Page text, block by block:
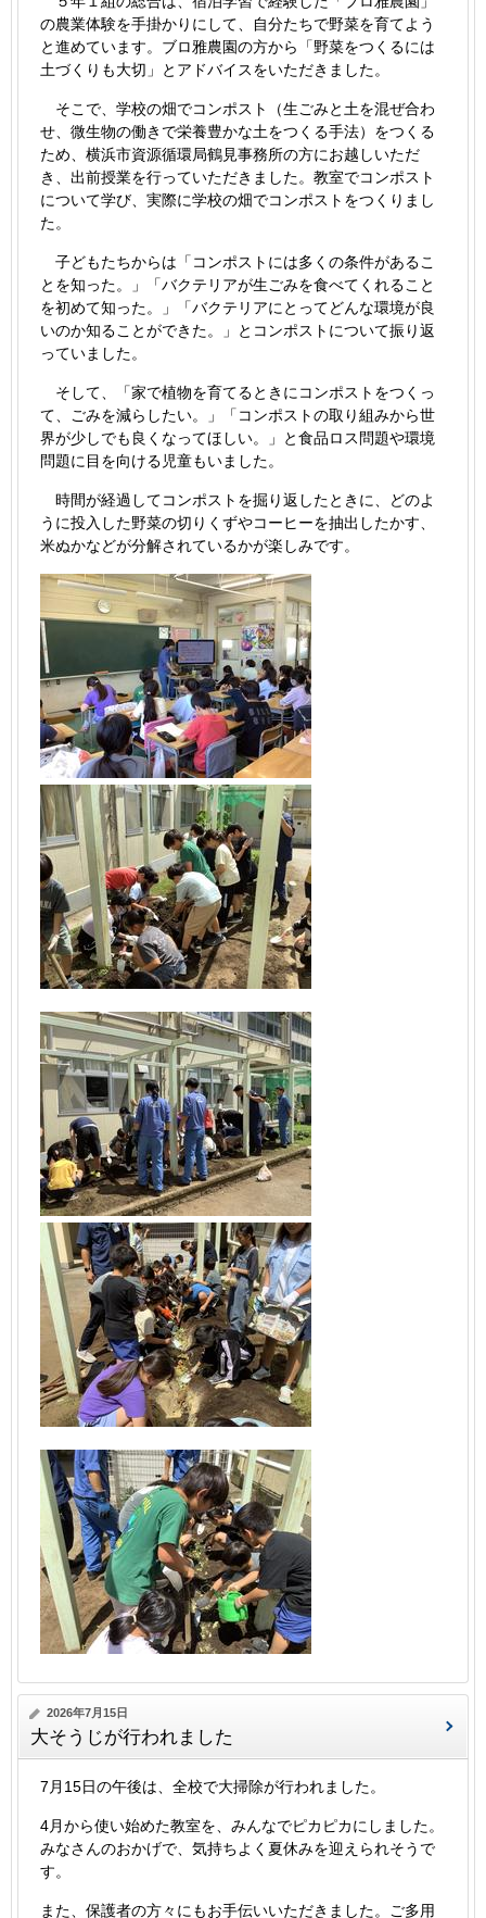
の農業体験を手掛かりにして、自分たちで野菜を育てよう
と進めています。ブロ雅農園の方から「野菜をつくるには
土づくりも大切」とアドバイスをいただきました。
そこで、学校の畑でコンポスト（生ごみと土を混ぜ合わ
せ、微生物の働きで栄養豊かな土をつくる手法）をつくる
ため、横浜市資源循環局鶴見事務所の方にお越しいただ
き、出前授業を行っていただきました。教室でコンポスト
について学び、実際に学校の畑でコンポストをつくりまし
た。
子どもたちからは「コンポストには多くの条件があるこ
とを知った。」「バクテリアが生ごみを食べてくれること
を初めて知った。」「バクテリアにとってどんな環境が良
いのか知ることができた。」とコンポストについて振り返
っていました。
そして、「家で植物を育てるときにコンポストをつくっ
て、ごみを減らしたい。」「コンポストの取り組みから世
界が少しでも良くなってほしい。」と食品ロス問題や環境
問題に目を向ける児童もいました。
時間が経過してコンポストを掘り返したときに、どのよ
うに投入した野菜の切りくずやコーヒーを抽出したかす、
米ぬかなどが分解されているかが楽しみです。
2026年7月15日
大そうじが行われました
7月15日の午後は、全校で大掃除が行われました。
4月から使い始めた教室を、みんなでピカピカにしました。
みなさんのおかげで、気持ちよく夏休みを迎えられそうで
す。
また、保護者の方々にもお手伝いいただきました。ご多用